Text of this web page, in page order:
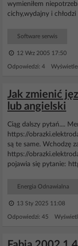
wymieniłem
cichy,wydajny i
Software serwis
12 Wrz 2005 17:50
Odpowiedzi: 4
Jak zmienić
lub angielski
Ciąg dalszy pytań....
https://
są te same. Wchodzę
https://
pojawia się pytanie:
Energia Odnawialna
13 Sty 2025 11:08
Odpowiedzi: 45